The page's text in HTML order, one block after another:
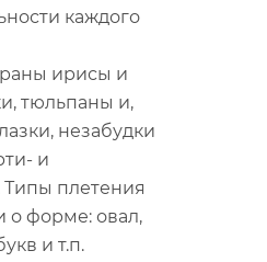
каждого
ирисы и
тюльпаны и,
незабудки
и
плетения
о форме: овал,
и т.п.